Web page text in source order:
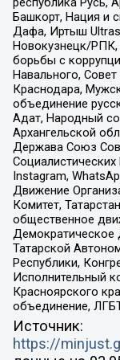
Башкорт, Нация и
Дафа, Иртыш
Новокузнецк/
борьбы с
Навального,
Краснодара,
объединение
Адат, Народный
Архангельской
Держава Союз
Instagram,
Движение
Комитет,
общественное
Демократическое
Татарской
Республики,
Исполнительный
Красноярского
объединение,
Источник:
https://